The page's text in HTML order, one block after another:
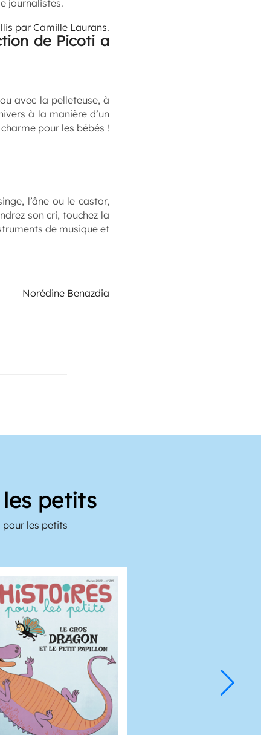
journalistes.
par Camille Laurans.
de Picoti a
avec la pelleteuse, à
à la manière d’un
pour les bébés !
l’âne ou le castor,
son cri, touchez la
de musique et
Norédine Benazdia
petits
pour les petits